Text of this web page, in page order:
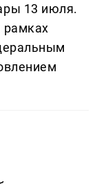
13 июля.
рамках